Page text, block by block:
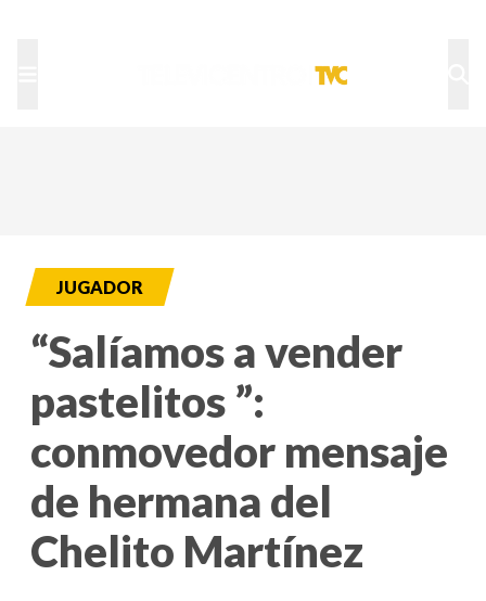
JUGADOR
“Salíamos a vender
pastelitos ”:
conmovedor mensaje
de hermana del
Chelito Martínez